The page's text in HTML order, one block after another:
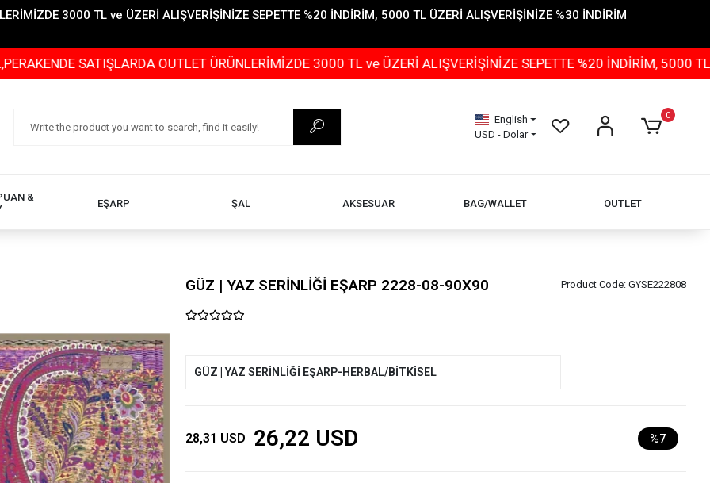
3000 TL ve ÜZERİ ALIŞVERİŞİNİZE SEPETTE %20 İNDİRİM, 5000 TL ÜZERİ ALIŞVERİŞİNİZE %30 İNDİRİM
SATIŞLARDA OUTLET ÜRÜNLERİMİZDE 3000 TL ve ÜZERİ ALIŞVERİŞİNİZE SEPETTE %20 İNDİRİM, 5000 TL
English
USD - Dolar
0
&
EŞARP ŞAL AKSESUAR BAG/WALLET OUTLET
GÜZ | YAZ SERİNLİĞİ EŞARP 2228-08-90X90 Product Code: GYSE222808
GÜZ | YAZ SERİNLİĞİ EŞARP-HERBAL/BİTKİSEL
28,31 USD 26,22 USD %7